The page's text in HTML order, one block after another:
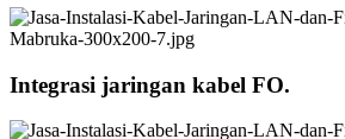
Integrasi jaringan kabel FO.